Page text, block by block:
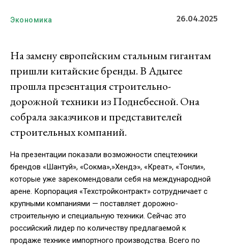
Экономика 26.04.2025
На замену европейским стальным гигантам
пришли китайские бренды. В Адыгее
прошла презентация строительно-
дорожной техники из Поднебесной. Она
собрала заказчиков и представителей
строительных компаний.
На презентации показали возможности спецтехники
брендов «Шантуй», «Сокма»,»Хендэ», «Креат», «Тонли»,
которые уже зарекомендовали себя на международной
арене. Корпорация «Техстройконтракт» сотрудничает с
крупными компаниями — поставляет дорожно-
строительную и специальную техники. Сейчас это
российский лидер по количеству предлагаемой к
продаже технике импортного производства. Всего по